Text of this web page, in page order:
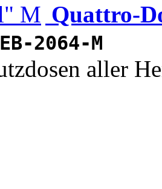
Quattro-
2064-M
aller